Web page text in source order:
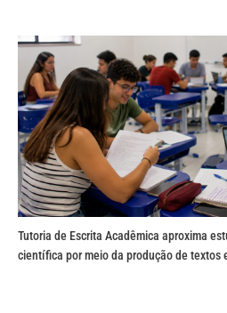
Tutoria de Escrita Acadêmica aproxima
científica por meio da produção de textos